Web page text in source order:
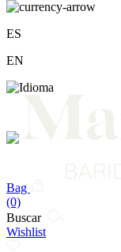
ES
EN
Bag
(0)
Buscar
Wishlist